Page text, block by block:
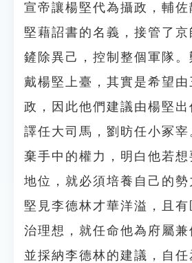
宣帝讓楊堅代為攝政，輔
堅藉詔書的名義，接管了
鏟除異己，控制整個軍隊。
戴楊堅上臺，其實是希望由
政，因此他們建議由楊堅
譯任大司馬，劉昉任小冢宰
棄手中的權力，明白他若想
地位，就必須培養自己的
堅見李德林才華洋溢，且
治理想，就任命他為府屬兼
並採納李德林的建議，自